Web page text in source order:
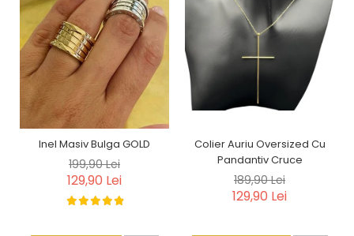
Inel Masiv Bulga GOLD
199,90 Lei
129,90 Lei
Colier Auriu Oversized Cu
Pandantiv Cruce
189,90 Lei
129,90 Lei